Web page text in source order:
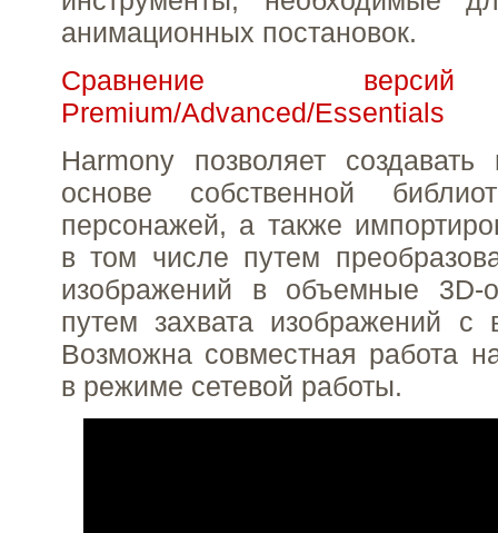
анимационных постановок.
Сравнение
Premium/Advanced/Essentials
Harmony позволяет
основе собственной
персонажей, а также
в том числе путем
изображений в объемные 3D-
путем захвата изображений с
Возможна совместная работа
в режиме сетевой работы.